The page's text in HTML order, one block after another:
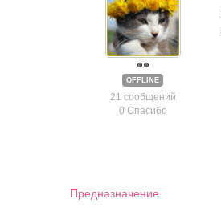
OFFLINE
21 сообщений
0 Спасибо
Предназначение